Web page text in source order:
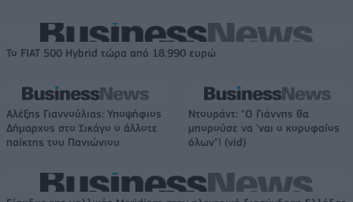
Το FIAT 500 Hybrid τώρα από 18.990 ευρώ
Αλέξης Γιαννούλιας: Υποψήφιος
Δήμαρχος στο Σικάγο ο άλλοτε
παίκτης του Πανιώνιου
Ντουράντ: "Ο Γιάννης θα
μπορούσε να 'ναι ο κορυφαίος
όλων"! (vid)